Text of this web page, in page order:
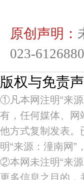
原创声明：
023-
版权与免责声
①凡本网注明“来
有，任何媒体、网
他方式复制发表。
明“来源：潼南网”
②本网未注明“来
更多信息之目的